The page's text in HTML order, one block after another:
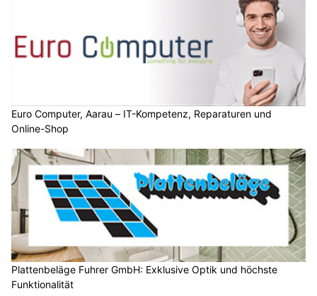
Euro Computer, Aarau – IT-Kompetenz, Reparaturen und
Online-Shop
Plattenbeläge Fuhrer GmbH: Exklusive Optik und höchste
Funktionalität